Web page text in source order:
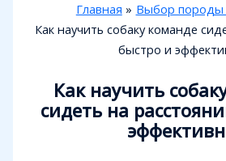
Главная
Выбор породы
Как научить собаку команде
быстро и
Как научить
сидеть на